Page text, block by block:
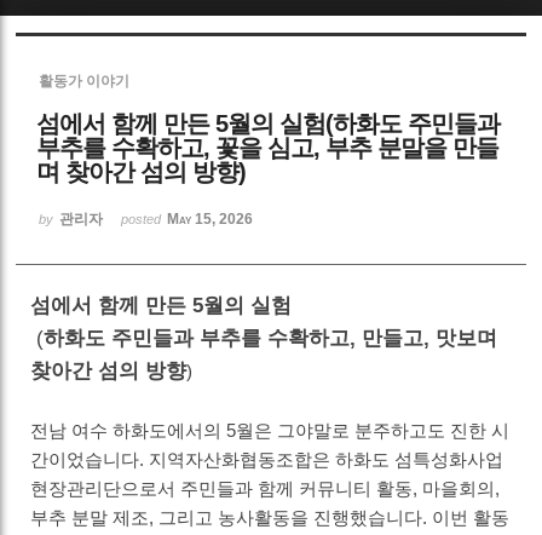
활동가 이야기
섬에서 함께 만든 5월의 실험(하화도 주민들과
부추를 수확하고, 꽃을 심고, 부추 분말을 만들
며 찾아간 섬의 방향)
by 관리자 posted May 15, 2026
섬에서 함께 만든5월의 실험
(하화도 주민들과 부추를 수확하고, 만들고, 맛보며
찾아간 섬의 방향)
전남 여수 하화도에서의 5월은 그야말로 분주하고도 진한 시
간이었습니다. 지역자산화협동조합은 하화도 섬특성화사업
현장관리단으로서 주민들과 함께 커뮤니티 활동, 마을회의 ,
부추 분말 제조, 그리고 농사활동을 진행했습니다. 이번 활동
Sketchbook5, 스케치북5
Sketchbook5, 스케치북5